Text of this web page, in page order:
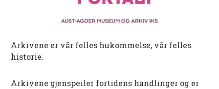
Arkivene er vår felles hukommelse, vår felles
historie.
Arkivene gjenspeiler fortidens handlinger og er